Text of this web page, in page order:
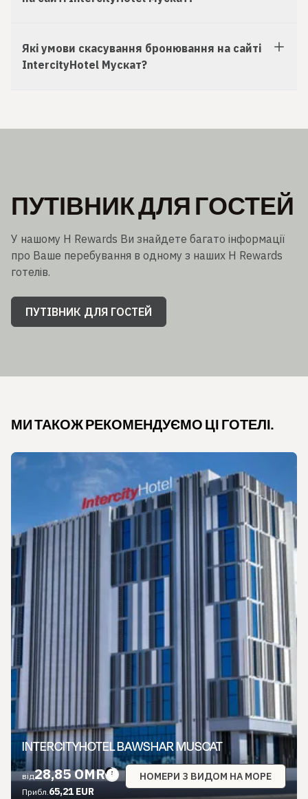
Які умови скасування бронювання на сайті
IntercityHotel Мускат?
ПУТІВНИК ДЛЯ ГОСТЕЙ
У нашому H Rewards Ви знайдете багато інформації
про Ваше перебування в одному з наших H Rewards
готелів.
ПУТІВНИК ДЛЯ ГОСТЕЙ
МИ ТАКОЖ РЕКОМЕНДУЄМО ЦІ ГОТЕЛІ.
INTERCITYHOTEL BAWSHAR MUSCAT
від28,85 OMR
Прибл.65,21 EUR
НОМЕРИ З ВИДОМ НА МОРЕ